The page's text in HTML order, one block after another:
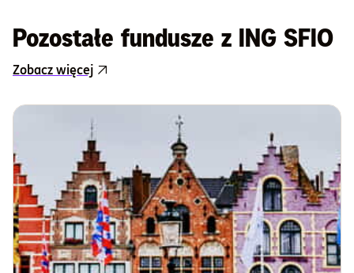
Pozostałe fundusze z ING SFIO
Zobacz więcej